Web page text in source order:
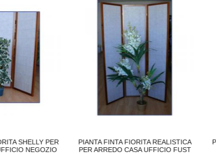
FINTA FIORITA REALISTICA
ARREDO CASA UFFICIO FUST
PIANTA FINTA FIORITA
ARREDO FUSTO VERO